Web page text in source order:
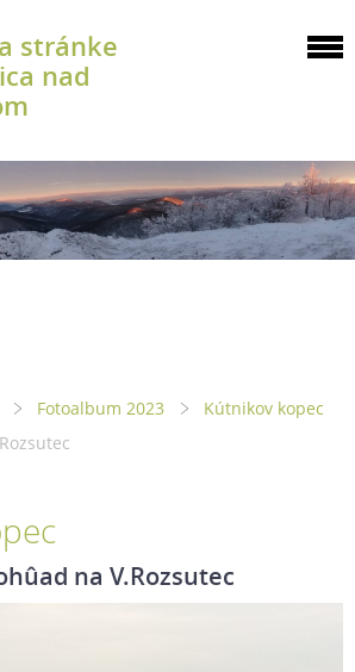
stránke
nad
Fotoalbum 2023
Kútnikov kopec
na V.Rozsutec